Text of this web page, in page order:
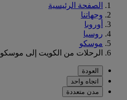
الصفحة الرئيسية
وجهاتنا
أوروبا
روسيا
موسكو
الرحلات من الكويت إلى موسكو
العودة
اتجاه واحد
مدن متعددة